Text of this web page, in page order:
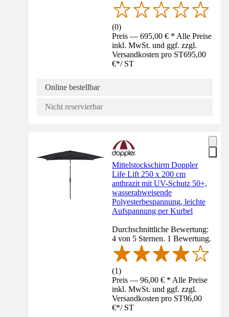
(0)
Preis — 695,00 € * Alle Preise
inkl. MwSt. und ggf. zzgl.
Versandkosten pro ST695,00
€*/ ST
Online bestellbar
Nicht reservierbar
Mittelstockschirm Doppler
Life Lift 250 x 200 cm
anthrazit mit UV-Schutz 50+,
wasserabweisende
Polyesterbespannung, leichte
Aufspannung per Kurbel
Durchschnittliche Bewertung:
4 von 5 Sternen. 1 Bewertung.
(1)
Preis — 96,00 € * Alle Preise
inkl. MwSt. und ggf. zzgl.
Versandkosten pro ST96,00
€*/ ST